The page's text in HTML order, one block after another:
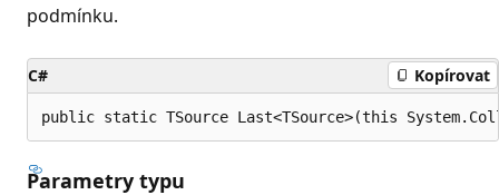
podmínku.
C# Kopírovat
public static TSource Last<TSource>(this
Parametry typu